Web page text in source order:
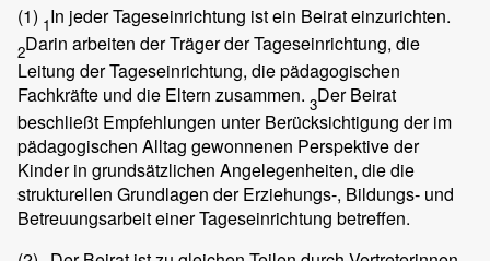
(1) 1In jeder Tageseinrichtung ist ein Beirat einzurichten.
2Darin arbeiten der Träger der Tageseinrichtung, die
Leitung der Tageseinrichtung, die pädagogischen
Fachkräfte und die Eltern zusammen. 3Der Beirat
beschließt Empfehlungen unter Berücksichtigung der im
pädagogischen Alltag gewonnenen Perspektive der
Kinder in grundsätzlichen Angelegenheiten, die die
strukturellen Grundlagen der Erziehungs-, Bildungs- und
Betreuungsarbeit einer Tageseinrichtung betreffen.